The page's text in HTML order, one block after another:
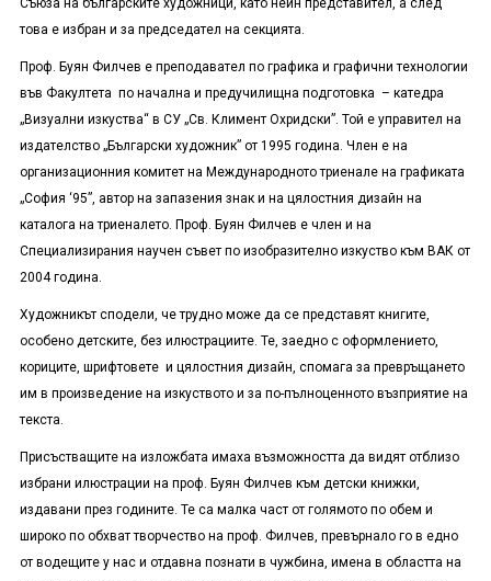
Съюза на българските художници, като неин представител, а след
това е избран и за председател на секцията.
Проф. Буян Филчев е преподавател по графика и графични технологии
във Факултета по начална и предучилищна подготовка – катедра
„Визуални изкуства“ в СУ „Св. Климент Охридски”. Той е управител на
издателство „Български художник” от 1995 година. Член е на
организационния комитет на Международното триенале на графиката
„София ‘95”, автор на запазения знак и на цялостния дизайн на
каталога на триеналето. Проф. Буян Филчев е член и на
Специализирания научен съвет по изобразително изкуство към ВАК от
2004 година.
Художникът сподели, че трудно може да се представят книгите,
особено детските, без илюстрациите. Те, заедно с оформлението,
кориците, шрифтовете и цялостния дизайн, спомага за превръщането
им в произведение на изкуството и за по-пълноценното възприятие на
текста.
Присъстващите на изложбата имаха възможността да видят отблизо
избрани илюстрации на проф. Буян Филчев към детски книжки,
издавани през годините. Те са малка част от голямото по обем и
широко по обхват творчество на проф. Филчев, превърнало го в едно
от водещите у нас и отдавна познати в чужбина, имена в областта на